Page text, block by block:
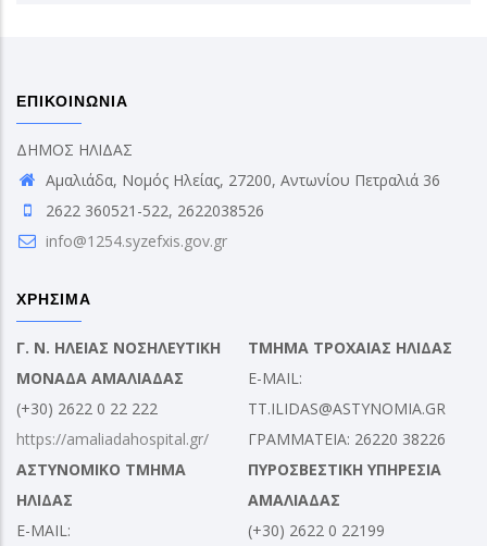
ΕΠΙΚΟΙΝΩΝΙΑ
ΔΗΜΟΣ ΗΛΙΔΑΣ
Αμαλιάδα, Νομός Ηλείας, 27200, Αντωνίου Πετραλιά 36
2622 360521-522, 2622038526
info@1254.syzefxis.gov.gr
ΧΡΗΣΙΜΑ
Γ. Ν. ΗΛΕΙΑΣ ΝΟΣΗΛΕΥΤΙΚΗ
ΜΟΝΑΔΑ ΑΜΑΛΙΑΔΑΣ
(+30) 2622 0 22 222
https://amaliadahospital.gr/
ΑΣΤΥΝΟΜΙΚΟ ΤΜΗΜΑ
ΗΛΙΔΑΣ
E-MAIL:
ΤΜΗΜΑ ΤΡΟΧΑΙΑΣ ΗΛΙΔΑΣ
E-MAIL:
TT.ILIDAS@ASTYNOMIA.GR
ΓΡΑΜΜΑΤΕΙΑ: 26220 38226
ΠΥΡΟΣΒΕΣΤΙΚΗ ΥΠΗΡΕΣΙΑ
ΑΜΑΛΙΑΔΑΣ
(+30) 2622 0 22199